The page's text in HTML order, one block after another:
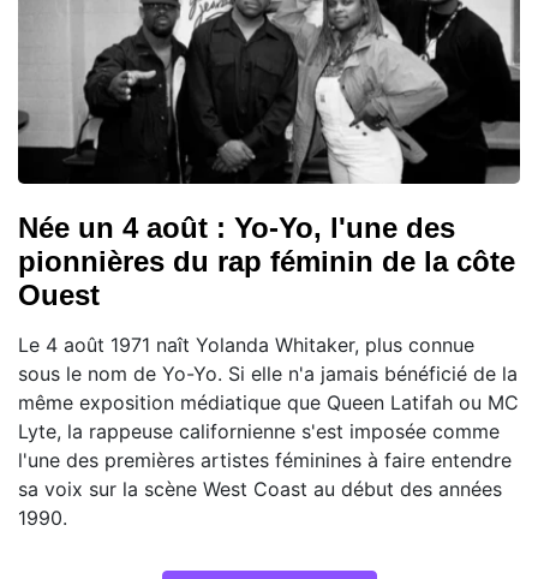
Née un 4 août : Yo-Yo, l'une des
pionnières du rap féminin de la côte
Ouest
Le 4 août 1971 naît Yolanda Whitaker, plus connue
sous le nom de Yo-Yo. Si elle n'a jamais bénéficié de la
même exposition médiatique que Queen Latifah ou MC
Lyte, la rappeuse californienne s'est imposée comme
l'une des premières artistes féminines à faire entendre
sa voix sur la scène West Coast au début des années
1990.